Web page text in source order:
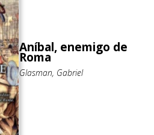
Aníbal, enemigo de
Roma
Glasman, Gabriel